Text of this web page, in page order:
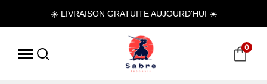
☀️ LIVRAISON GRATUITE AUJOURD'HUI ☀️
0